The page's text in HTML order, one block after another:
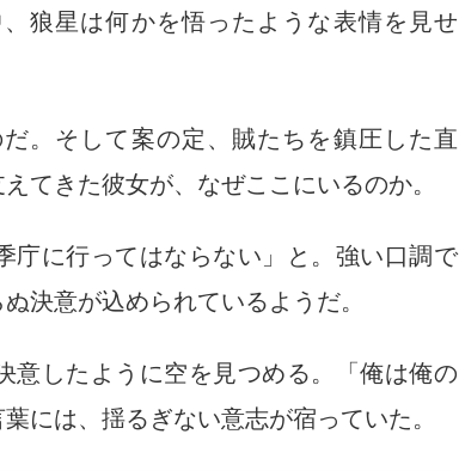
狼星は何かを悟ったような表情を見せ
。そして案の定、賊たちを鎮圧した直
てきた彼女が、なぜここにいるのか。
庁に行ってはならない」と。強い口調で
決意が込められているようだ。
意したように空を見つめる。「俺は俺の
には、揺るぎない意志が宿っていた。